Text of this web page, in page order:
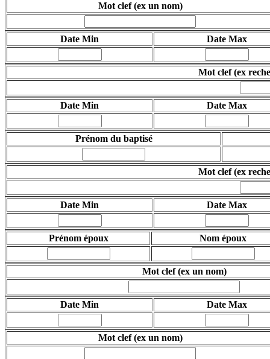
Mot clef(ex un nom)
Date Min Date Max
Mot clef (ex
Date Min Date Max
Prénom du baptisé
Mot clef(ex
Date Min Date Max
Prénom époux Nom époux
Mot clef(ex un nom)
Date Min Date Max
Mot clef(ex un nom)